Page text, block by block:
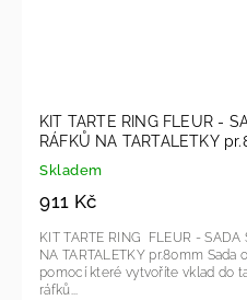
KIT TARTE RING FLEUR - SADA SILIKONOVÉ FORMY A
RÁFKŮ NA TARTALETKY
Skladem
911 Kč
KIT TARTE RING FLEUR -
NA TARTALETKY pr.80mm Sada obsahuje silikonovou formu
pomocí které vytvoříte vklad do
ráfků...